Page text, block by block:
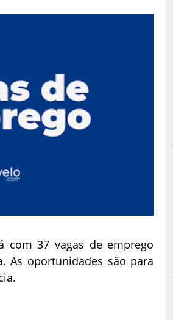
com 37 vagas de emprego
As oportunidades são para